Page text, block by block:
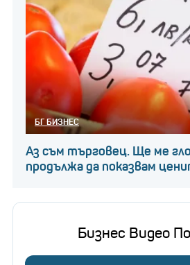
БГ БИЗНЕС
Аз съм търговец. Ще ме
продължа да показвам
Бизнес Видео